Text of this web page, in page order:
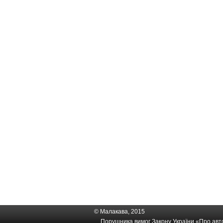
© Малакава, 2015
Порушника вимог Закону України « Про